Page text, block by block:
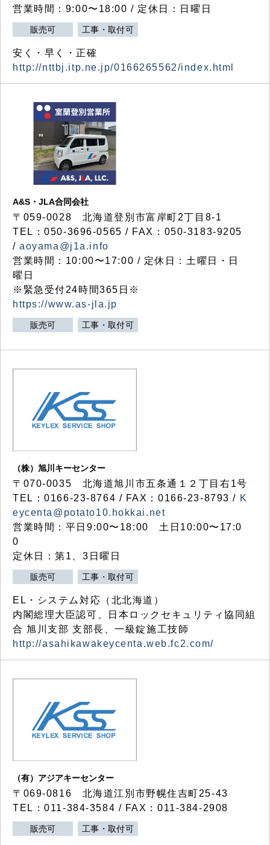
営業時間：9:00〜18:00 / 定休日：日曜日
販売可 工事・取付可
安く・早く・正確
http://nttbj.itp.ne.jp/0166265562/index.html
A&S・JLA合同会社
〒 059-0028 北海道登別市富岸町2丁目 8-1
TEL：050-3696-0565 / FAX：050-3183-9205
/aoyama@j1a.info
営業時間：10:00〜17:00 / 定休日：土曜日・日
曜日
※緊急受付24時間365日※
https://www.as-jla.jp
販売可 工事・取付可
（株）旭川キーセンター
〒070-0035 北海道旭川市五条通１２丁目右1号
TEL：0166-23-8764 / FAX：0166-23-8793 / K
eycenta@potato10.hokkai.net
営業時間：平日9:00〜18:00 土日10:00〜17:0
0
定休日：第1、3日曜日
販売可 工事・取付可
EL・システム対応（北北海道）
内閣総理大臣認可、日本ロックセキュリティ協同組
合 旭川支部 支部長、一級錠施工技師
http://asahikawakeycenta.web.fc2.com/
（有）アジアキーセンター
〒069-0816 北海道江別市野幌住吉町25-43
TEL：011-384-3584 / FAX：011-384-2908
販売可 工事・取付可